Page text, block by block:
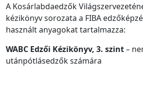
A Kosárlabdaedzők
kézikönyv sorozata a FIBA
használt anyagokat tartalmazza:
WABC Edzői Kézikönyv, 3. szint–
utánpótlásedzők számára